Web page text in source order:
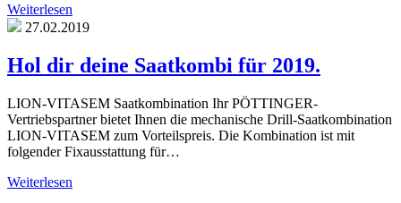
Weiterlesen
27.02.2019
Hol dir deine Saatkombi für 2019.
LION-VITASEM Saatkombination Ihr PÖTTINGER-
Vertriebspartner bietet Ihnen die mechanische Drill-Saatkombination
LION-VITASEM zum Vorteilspreis. Die Kombination ist mit
folgender Fixausstattung für…
Weiterlesen